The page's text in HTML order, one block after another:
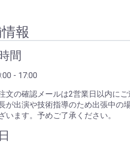
報
間
- 17:00
文の確認メールは2営業日以内に
が出演や技術指導のため出張中の
います。予めご了承ください。